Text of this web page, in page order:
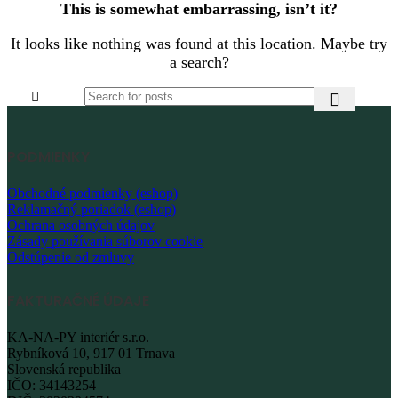
This is somewhat embarrassing, isn’t it?
It looks like nothing was found at this location. Maybe try
a search?
PODMIENKY
Obchodné podmienky (eshop)
Reklamačný poriadok (eshop)
Ochrana osobných údajov
Zásady používania súborov cookie
Odstúpenie od zmluvy
FAKTURAČNÉ ÚDAJE
KA-NA-PY interiér s.r.o.
Rybníková 10, 917 01 Trnava
Slovenská republika
IČO: 34143254